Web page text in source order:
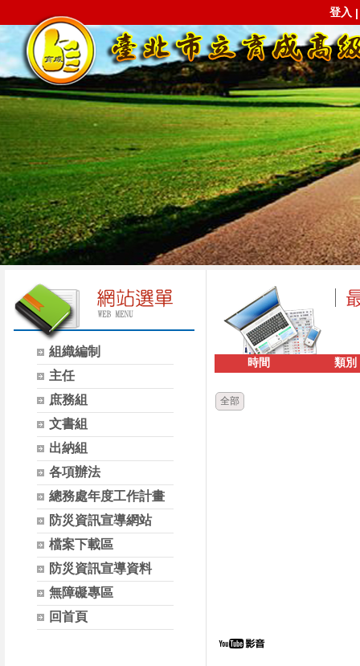
登入
組織編制
主任
庶務組
文書組
出納組
各項辦法
總務處年度工作計畫
防災資訊宣導網站
檔案下載區
防災資訊宣導資料
無障礙專區
回首頁
時間 類別
全部